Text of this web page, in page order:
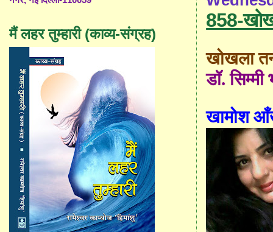
858-
खोखला
डॉ. सिम्मी
खामोश
मैं लहर तुम्हारी (काव्य-संग्रह)